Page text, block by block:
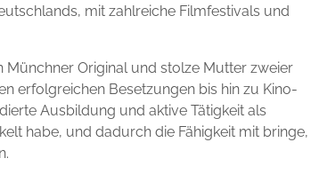
mit zahlreiche Filmfestivals und
Münchner Original und stolze Mutter zweier
erfolgreichen Besetzungen bis hin zu Kino-
Ausbildung und aktive Tätigkeit als
habe, und dadurch die Fähigkeit mit bringe,